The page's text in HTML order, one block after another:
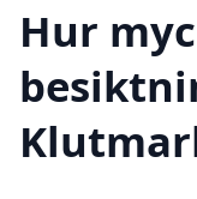
Hur